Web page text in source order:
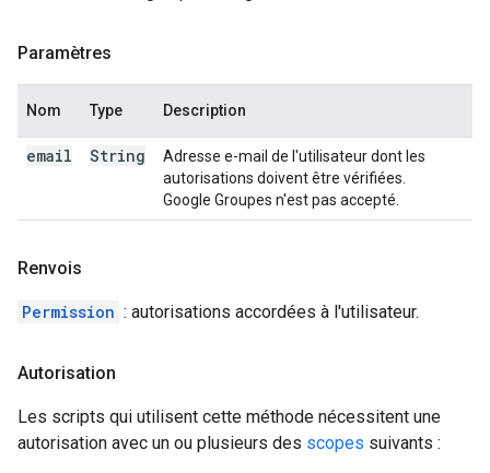
Paramètres
Nom Type Description
email String
Adresse e-mail de l'utilisateur dont les
autorisations doivent être vérifiées.
Google Groupes n'est pas accepté.
Renvois
Permission : autorisations accordées à l'utilisateur.
Autorisation
Les scripts qui utilisent cette méthode nécessitent une
autorisation avec un ou plusieurs des scopes suivants :